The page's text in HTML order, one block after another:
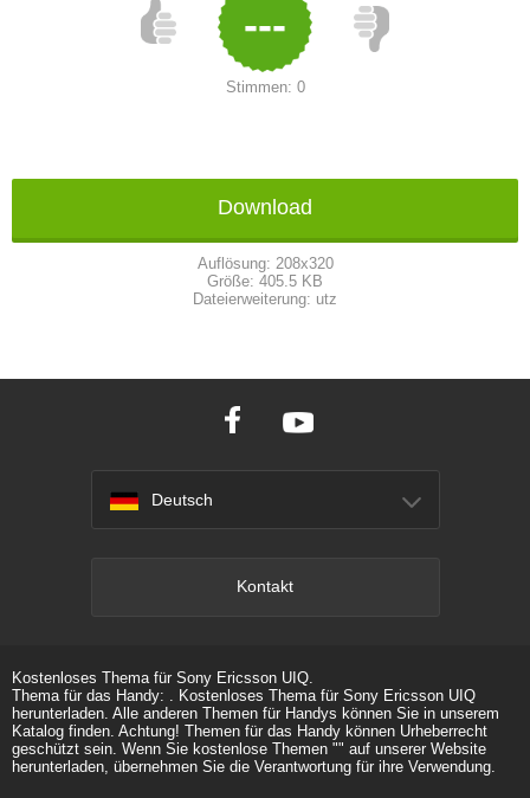
---
Stimmen: 0
Download
Auflösung: 208x320
Größe: 405.5 KB
Dateierweiterung: utz
Deutsch
Kontakt
Kostenloses Thema für Sony Ericsson UIQ.
Thema für das Handy: . Kostenloses Thema für Sony Ericsson UIQ
herunterladen. Alle anderen Themen für Handys können Sie in unserem
Katalog finden. Achtung! Themen für das Handy können Urheberrecht
geschützt sein. Wenn Sie kostenlose Themen "" auf unserer Website
herunterladen, übernehmen Sie die Verantwortung für ihre Verwendung.